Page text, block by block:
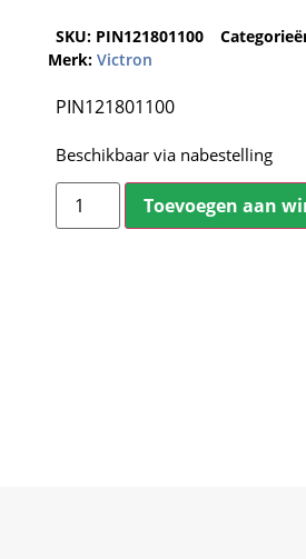
SKU: PIN121801100
Merk: Victron
PIN121801100
Beschikbaar via nabestelling
Toevoegen aan